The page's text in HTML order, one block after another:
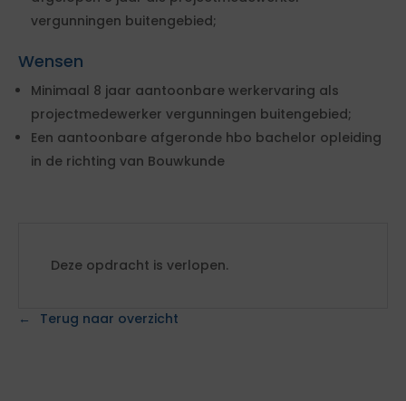
vergunningen buitengebied;
Wensen
Minimaal 8 jaar aantoonbare werkervaring als
projectmedewerker vergunningen buitengebied;
Een aantoonbare afgeronde hbo bachelor opleiding
in de richting van Bouwkunde
Deze opdracht is verlopen.
Terug naar overzicht